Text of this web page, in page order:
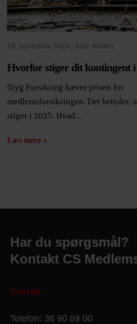
19. november 2024 | Julie Walton
Hvorfor stiger dit kontingent i
Tryg Forsikring hæver prisen for
medlemsforsikringen. Det betyder,
stiger i 2025. Hvad...
Læs mere »
Har du spørgsmål?
Kontakt CS
Kontakt
Telefon: 36 90 89 00